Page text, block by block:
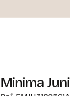
Minima